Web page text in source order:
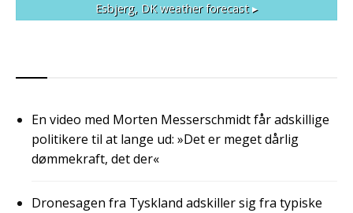
Esbjerg, DKweather forecast ▸
En video med Morten Messerschmidt får adskillige
politikere til at lange ud: »Det er meget dårlig
dømmekraft, det der«
Dronesagen fra Tyskland adskiller sig fra typiske